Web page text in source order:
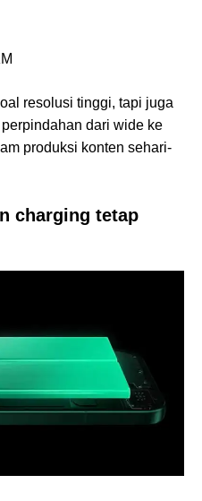
resolusi tinggi, tapi juga
dari wide ke
produksi konten sehari-
charging tetap